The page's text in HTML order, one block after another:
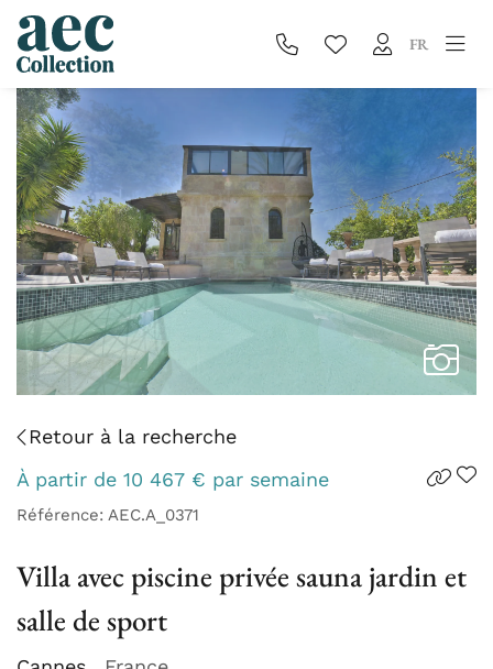
FR
Retour à la recherche
À partir de 10 467 € par semaine
Référence: AEC.A_0371
Villa avec piscine privée sauna jardin et
salle de sport